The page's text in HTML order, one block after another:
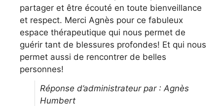
partager et être écouté en toute bienveillance
et respect. Merci Agnès pour ce fabuleux
espace thérapeutique qui nous permet de
guérir tant de blessures profondes! Et qui nous
permet aussi de rencontrer de belles
personnes!
Réponse d’administrateur par : Agnès
Humbert